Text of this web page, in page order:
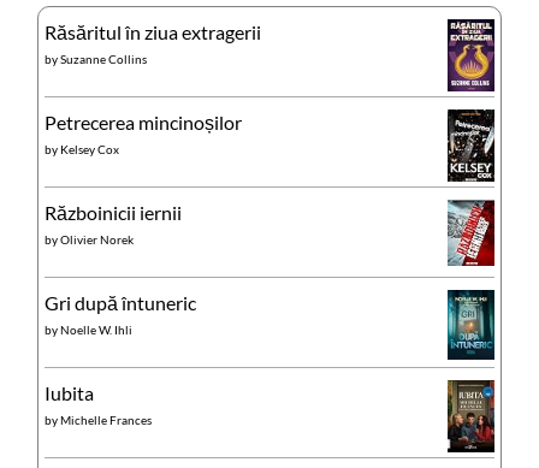
Răsăritul în ziua extragerii
bySuzanne Collins
Petrecerea mincinoșilor
by Kelsey Cox
Războinicii iernii
byOlivier Norek
Gri după întuneric
byNoelle W. Ihli
Iubita
byMichelle Frances